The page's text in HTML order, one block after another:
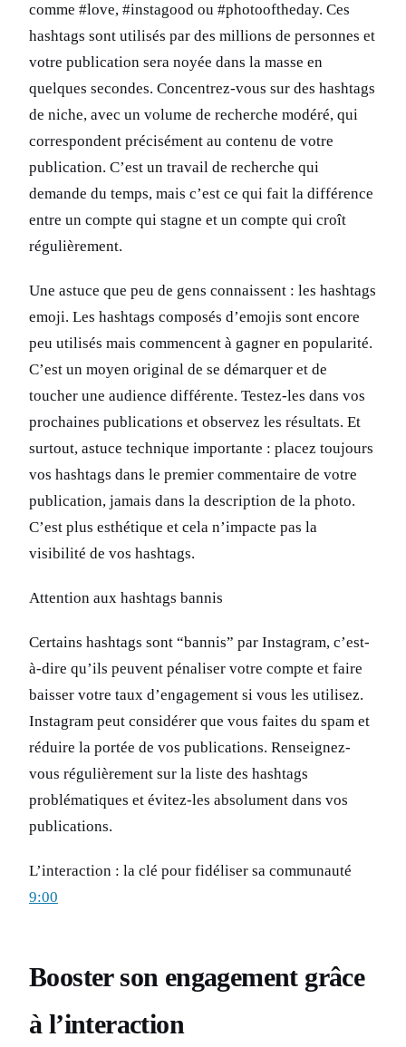
comme #love, #instagood ou #photooftheday. Ces
hashtags sont utilisés par des millions de personnes et
votre publication sera noyée dans la masse en
quelques secondes. Concentrez-vous sur des hashtags
de niche, avec un volume de recherche modéré, qui
correspondent précisément au contenu de votre
publication. C’est un travail de recherche qui
demande du temps, mais c’est ce qui fait la différence
entre un compte qui stagne et un compte qui croît
régulièrement.
Une astuce que peu de gens connaissent : les hashtags
emoji. Les hashtags composés d’emojis sont encore
peu utilisés mais commencent à gagner en popularité.
C’est un moyen original de se démarquer et de
toucher une audience différente. Testez-les dans vos
prochaines publications et observez les résultats. Et
surtout, astuce technique importante : placez toujours
vos hashtags dans le premier commentaire de votre
publication, jamais dans la description de la photo.
C’est plus esthétique et cela n’impacte pas la
visibilité de vos hashtags.
Attention aux hashtags bannis
Certains hashtags sont “bannis” par Instagram, c’est-
à-dire qu’ils peuvent pénaliser votre compte et faire
baisser votre taux d’engagement si vous les utilisez.
Instagram peut considérer que vous faites du spam et
réduire la portée de vos publications. Renseignez-
vous régulièrement sur la liste des hashtags
problématiques et évitez-les absolument dans vos
publications.
L’interaction : la clé pour fidéliser sa communauté
9:00
Booster son engagement grâce
à l’interaction